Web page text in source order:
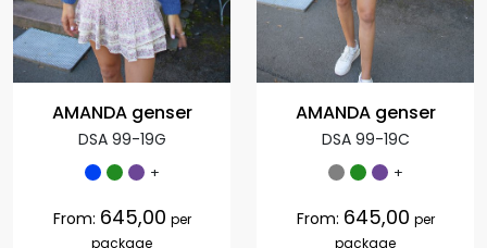
AMANDA genser
DSA 99-19G
+
From: 645,00 per
package
AMANDA genser
DSA 99-19C
+
From: 645,00 per
package